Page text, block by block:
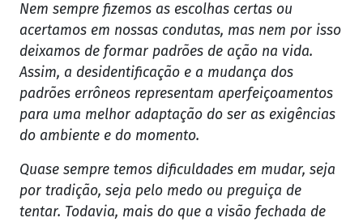
Nem sempre fizemos as escolhas certas ou
acertamos em nossas condutas, mas nem por isso
deixamos de formar padrões de ação na vida.
Assim, a desidentificação e a mudança dos
padrões errôneos representam aperfeiçoamentos
para uma melhor adaptação do ser as exigências
do ambiente e do momento.
Quase sempre temos dificuldades em mudar, seja
por tradição, seja pelo medo ou preguiça de
tentar. Todavia, mais do que a visão fechada de